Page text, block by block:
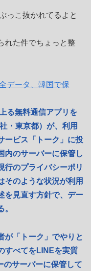
っこ抜かれてるよと
れた件でちょっと整
データ、韓国で保
る無料通信アプリを
・東京都）が、利用
ービス「トーク」に投
内のサーバーに保管し
行のプライバシーポリ
そのような状況が利用
を見直す方針で、デー
「トーク」でやりと
すべてをLINEを実質
のサーバーに保管して